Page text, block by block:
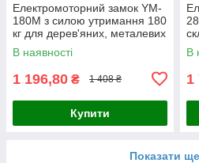
Електромоторний замок YM-
180M з силою утримання 180
кг для дерев'яних, металевих
та протипожежних дверей,
живлення DC12В/300mA,
В наявності
1 196,80 ₴ 1 408 ₴
Купити
В
1
Показати ще